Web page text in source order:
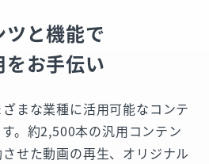
と機能で
お手伝い
まな業種に活用可能なコンテ
。約2,500本の汎用コンテン
せた動画の再生、オリジナル